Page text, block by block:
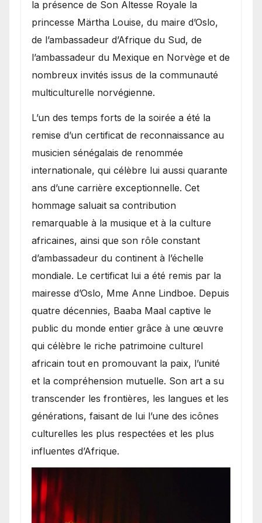
la présence de Son Altesse Royale la
princesse Märtha Louise, du maire d’Oslo,
de l’ambassadeur d’Afrique du Sud, de
l’ambassadeur du Mexique en Norvège et de
nombreux invités issus de la communauté
multiculturelle norvégienne.
​L’un des temps forts de la soirée a été la
remise d’un certificat de reconnaissance au
musicien sénégalais de renommée
internationale, qui célèbre lui aussi quarante
ans d’une carrière exceptionnelle. Cet
hommage saluait sa contribution
remarquable à la musique et à la culture
africaines, ainsi que son rôle constant
d’ambassadeur du continent à l’échelle
mondiale. Le certificat lui a été remis par la
mairesse d’Oslo, Mme Anne Lindboe. Depuis
quatre décennies, Baaba Maal captive le
public du monde entier grâce à une œuvre
qui célèbre le riche patrimoine culturel
africain tout en promouvant la paix, l’unité
et la compréhension mutuelle. Son art a su
transcender les frontières, les langues et les
générations, faisant de lui l’une des icônes
culturelles les plus respectées et les plus
influentes d’Afrique.